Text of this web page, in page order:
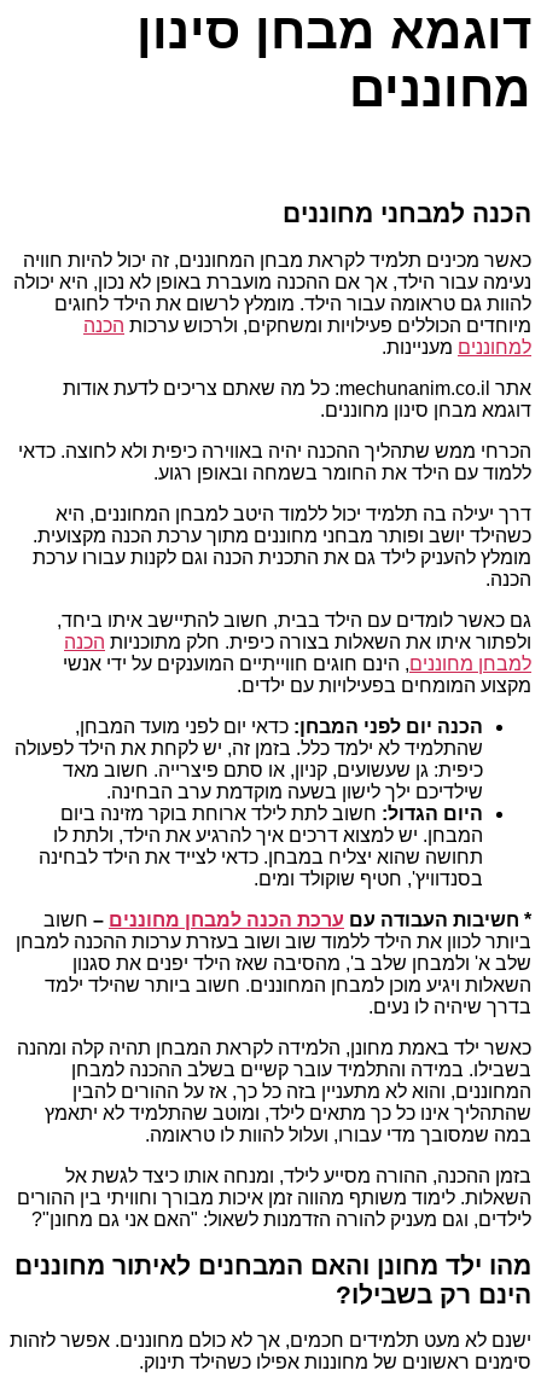
דוגמא מבחן סינון
מחוננים
הכנה למבחני מחוננים
כאשר מכינים תלמיד לקראת מבחן המחוננים, זה יכול להיות חוויה
נעימה עבור הילד, אך אם ההכנה מועברת באופן לא נכון, היא יכולה
להוות גם טראומה עבור הילד. מומלץ לרשום את הילד לחוגים
מיוחדים הכוללים פעילויות ומשחקים, ולרכוש ערכות הכנה
למחוננים מעניינות.
אתר mechunanim.co.il: כל מה שאתם צריכים לדעת אודות
דוגמא מבחן סינון מחוננים.
הכרחי ממש שתהליך ההכנה יהיה באווירה כיפית ולא לחוצה. כדאי
ללמוד עם הילד את החומר בשמחה ובאופן רגוע.
דרך יעילה בה תלמיד יכול ללמוד היטב למבחן המחוננים, היא
כשהילד יושב ופותר מבחני מחוננים מתוך ערכת הכנה מקצועית.
מומלץ להעניק לילד גם את התכנית הכנה וגם לקנות עבורו ערכת
הכנה.
גם כאשר לומדים עם הילד בבית, חשוב להתיישב איתו ביחד,
ולפתור איתו את השאלות בצורה כיפית. חלק מתוכניות הכנה
למבחן מחוננים, הינם חוגים חווייתיים המוענקים על ידי אנשי
מקצוע המומחים בפעילויות עם ילדים.
הכנה יום לפני המבחן: כדאי יום לפני מועד המבחן,
שהתלמיד לא ילמד כלל. בזמן זה, יש לקחת את הילד לפעולה
כיפית: גן שעשועים, קניון, או סתם פיצרייה. חשוב מאד
שילדיכם ילך לישון בשעה מוקדמת ערב הבחינה.
היום הגדול: חשוב לתת לילד ארוחת בוקר מזינה ביום
המבחן. יש למצוא דרכים איך להרגיע את הילד, ולתת לו
תחושה שהוא יצליח במבחן. כדאי לצייד את הילד לבחינה
בסנדוויץ', חטיף שוקולד ומים.
* חשיבות העבודה עם ערכת הכנה למבחן מחוננים – חשוב
ביותר לכוון את הילד ללמוד שוב ושוב בעזרת ערכות ההכנה למבחן
שלב א' ולמבחן שלב ב', מהסיבה שאז הילד יפנים את סגנון
השאלות ויגיע מוכן למבחן המחוננים. חשוב ביותר שהילד ילמד
בדרך שיהיה לו נעים.
כאשר ילד באמת מחונן, הלמידה לקראת המבחן תהיה קלה ומהנה
בשבילו. במידה והתלמיד עובר קשיים בשלב ההכנה למבחן
המחוננים, והוא לא מתעניין בזה כל כך, אז על ההורים להבין
שהתהליך אינו כל כך מתאים לילד, ומוטב שהתלמיד לא יתאמץ
במה שמסובך מדי עבורו, ועלול להוות לו טראומה.
בזמן ההכנה, ההורה מסייע לילד, ומנחה אותו כיצד לגשת אל
השאלות. לימוד משותף מהווה זמן איכות מבורך וחוויתי בין ההורים
לילדים, וגם מעניק להורה הזדמנות לשאול: "האם אני גם מחונן"?
מהו ילד מחונן והאם המבחנים לאיתור מחוננים
הינם רק בשבילו?
ישנם לא מעט תלמידים חכמים, אך לא כולם מחוננים. אפשר לזהות
סימנים ראשונים של מחוננות אפילו כשהילד תינוק.